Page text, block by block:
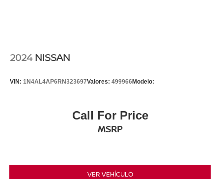
2024 NISSAN
VIN: 1N4AL4AP6RN323697Valores: 499966Modelo:
Call For Price
MSRP
VER VEHÍCULO